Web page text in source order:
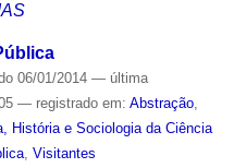
06/01/2014 — última
— registrado em: Abstração,
História e Sociologia da Ciência
, Visitantes